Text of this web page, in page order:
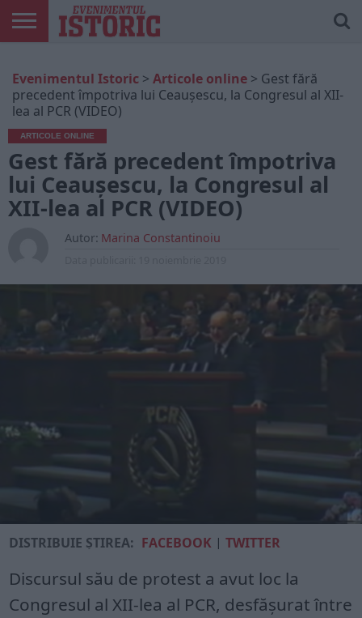
ONLINE
EDIȚII
TIPĂRITE
ISTORIC
PLAY
CONTUL
MEU
Evenimentul Istoric > Articole online > Gest fără
precedent împotriva lui Ceaușescu, la Congresul al XII-
lea al PCR (VIDEO)
ARTICOLE ONLINE
Gest fără precedent împotriva
lui Ceaușescu, la Congresul al
XII-lea al PCR (VIDEO)
Autor: Marina Constantinoiu
DISTRIBUIE ȘTIREA: FACEBOOK |TWITTER
Discursul său de protest a avut loc la
Congresul al XII-lea al PCR, desfăşurat între